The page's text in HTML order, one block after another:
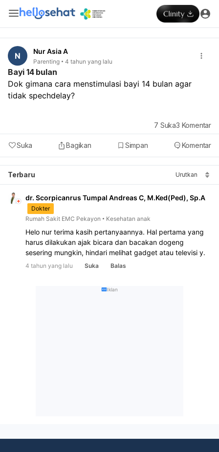
N Nur Asia A
Parenting 4 tahun yang lalu
Bayi 14 bulan
Dok gimana cara menstimulasi bayi 14 bulan agar
tidak spechdelay?
Suka Bagikan Simpan Komentar
7 Suka3 Komentar
Terbaru Urutkan
dr. Scorpicanrus Tumpal Andreas C, M.Ked(Ped), Sp.A
Dokter
Rumah Sakit EMC Pekayon
Kesehatan anak
Helo nur terima kasih pertanyaannya. Hal pertama yang
harus dilakukan ajak bicara dan bacakan dogeng
sesering mungkin, hindari melihat gadget atau televisi y.
4 tahun yang lalu Suka Balas
Iklan